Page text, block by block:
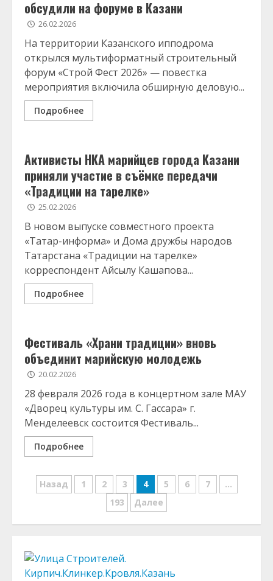
обсудили на форуме в Казани
26.02.2026
На территории Казанского ипподрома
открылся мультиформатный строительный
форум «Строй Фест 2026» — повестка
мероприятия включила обширную деловую...
Подробнее
Активисты НКА марийцев города Казани
приняли участие в съёмке передачи
«Традиции на тарелке»
25.02.2026
В новом выпуске совместного проекта
«Татар-информа» и Дома дружбы народов
Татарстана «Традиции на тарелке»
корреспондент Айсылу Кашапова...
Подробнее
Фестиваль «Храни традиции» вновь
объединит марийскую молодежь
20.02.2026
28 февраля 2026 года в концертном зале МАУ
«Дворец культуры им. С. Гассара» г.
Менделеевск состоится Фестиваль...
Подробнее
Навигация
записям
Назад 1 2 3 4 5 6 7
…
193
Далее